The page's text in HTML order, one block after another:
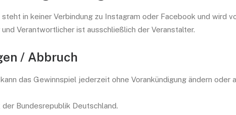
steht in keiner Verbindung zu Instagram oder Facebook und
Verantwortlicher ist ausschließlich der Veranstalter.
/ Abbruch
das Gewinnspiel jederzeit ohne Vorankündigung ändern
Bundesrepublik Deutschland.